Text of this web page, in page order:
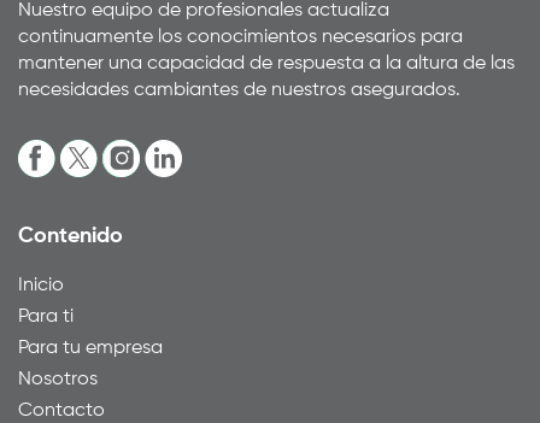
Nuestro equipo de profesionales actualiza
continuamente los conocimientos necesarios para
mantener una capacidad de respuesta a la altura de las
necesidades cambiantes de nuestros asegurados.
Contenido
Inicio
Para ti
Para tu empresa
Nosotros
Contacto